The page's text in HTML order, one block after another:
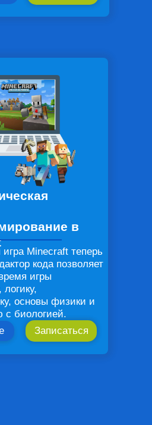
в
Minecraft теперь
кода позволяет
игры
основы физики и
биологией.
Записаться